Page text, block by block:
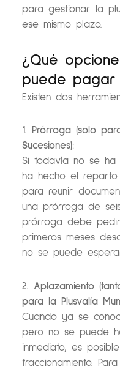
para gestionar la
ese mismo plazo.
¿Qué
puede pagar
Existen dos
1. Prórroga (solo
Sucesiones):
Si todavía no se ha
ha hecho el
para reunir
una prórroga de
prórroga debe
primeros meses
no se puede
2. Aplazamiento
para la Plusvalía
Cuando ya se
pero no se puede
inmediato, es
fraccionamiento.